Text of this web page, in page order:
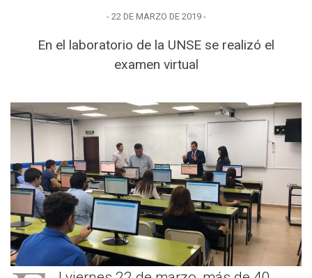
- 22 DE MARZO DE 2019-
En el laboratorio de la UNSE se realizó el
examen virtual